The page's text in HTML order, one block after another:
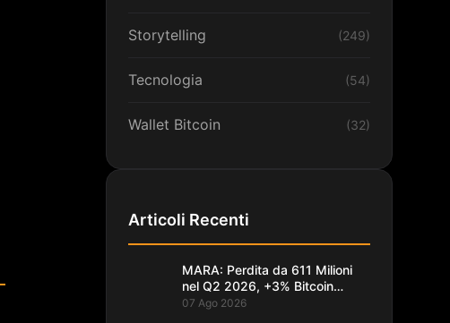
Storytelling (249)
Tecnologia (54)
Wallet Bitcoin (32)
Articoli Recenti
MARA: Perdita da 611 Milioni
nel Q2 2026, +3% Bitcoin
Minati
07 Ago 2026